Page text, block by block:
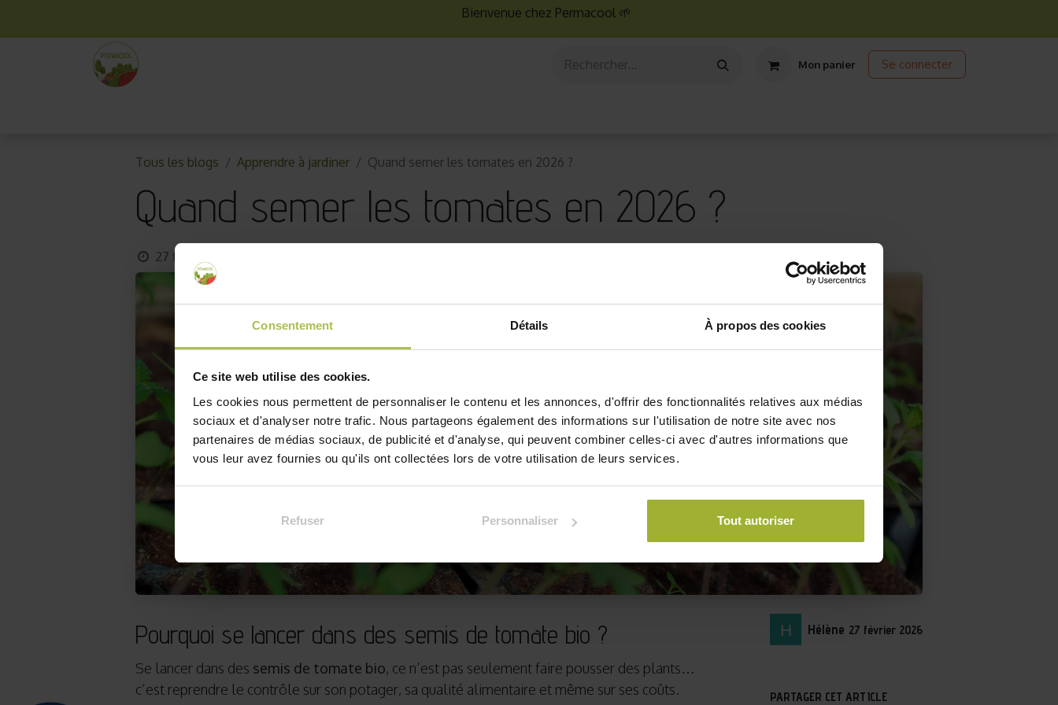
Consentement Détails À propos des cookies
Ce site web utilise des cookies.
Les cookies nous permettent de personnaliser le contenu et les annonces, d'offrir des fonctionnalités relatives aux médias
sociaux et d'analyser notre trafic. Nous partageons également des informations sur l'utilisation de notre site avec nos
partenaires de médias sociaux, de publicité et d'analyse, qui peuvent combiner celles-ci avec d'autres informations que
vous leur avez fournies ou qu'ils ont collectées lors de votre utilisation de leurs services.
Refuser Personnaliser Tout autoriser
Bienvenue chez Permacool 🌱
Mon panier Se connecter
Tous les blogs Apprendre à jardiner Quand semer les tomates en 2026 ?
Quand semer les tomates en 2026 ?
27 février 2026
Pourquoi se lancer dans des semis de tomate bio ?
Se lancer dans des semis de tomate bio, ce n’est pas seulement faire pousser des plants…
c’est reprendre le contrôle sur son potager, sa qualité alimentaire et même sur ses coûts.
Hélène 27 février 2026
PARTAGER CET ARTICLE